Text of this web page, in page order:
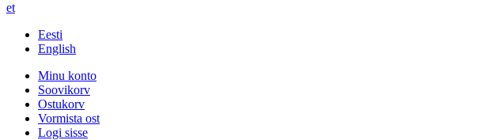
et
Eesti
English
Minu konto
Soovikorv
Ostukorv
Vormista ost
Logi sisse